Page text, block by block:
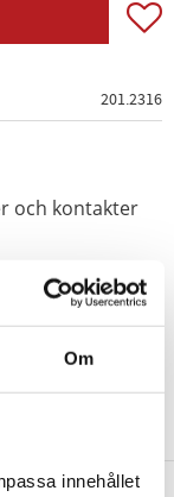
Om
innehållet
201.2316
och kontakter